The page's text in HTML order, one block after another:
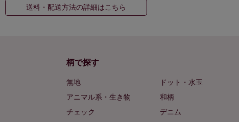
送料・配送方法の詳細はこちら
柄で探す
無地 ドット・水玉
アニマル系・生き物
和柄
チェック
デニム